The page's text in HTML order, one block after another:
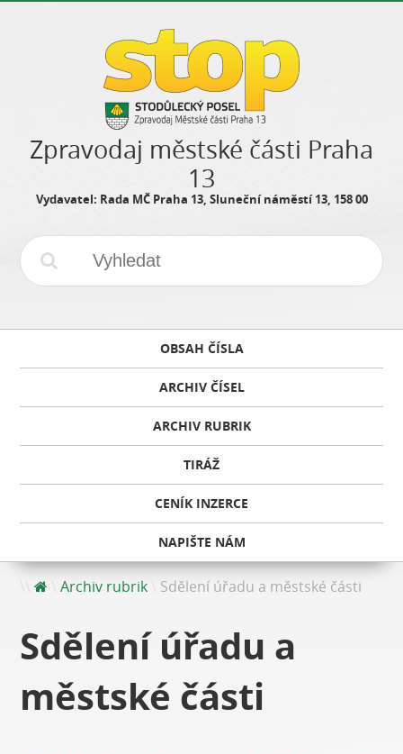
Zpravodaj městské části Praha
13
Vydavatel: Rada MČ Praha 13, Sluneční náměstí 13, 158 00
OBSAH ČÍSLA
ARCHIV ČÍSEL
ARCHIV RUBRIK
TIRÁŽ
CENÍK INZERCE
NAPIŠTE NÁM
Archiv rubrik Sdělení úřadu a městské části
Sdělení úřadu a
městské části